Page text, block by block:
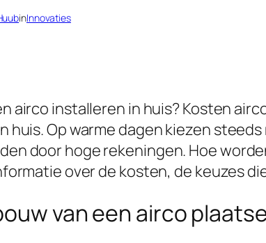
inInnovaties
airco installeren in huis? Kosten
huis. Op warme dagen kiezen
door hoge rekeningen. Hoe
over de kosten, de keuzes
van een airco